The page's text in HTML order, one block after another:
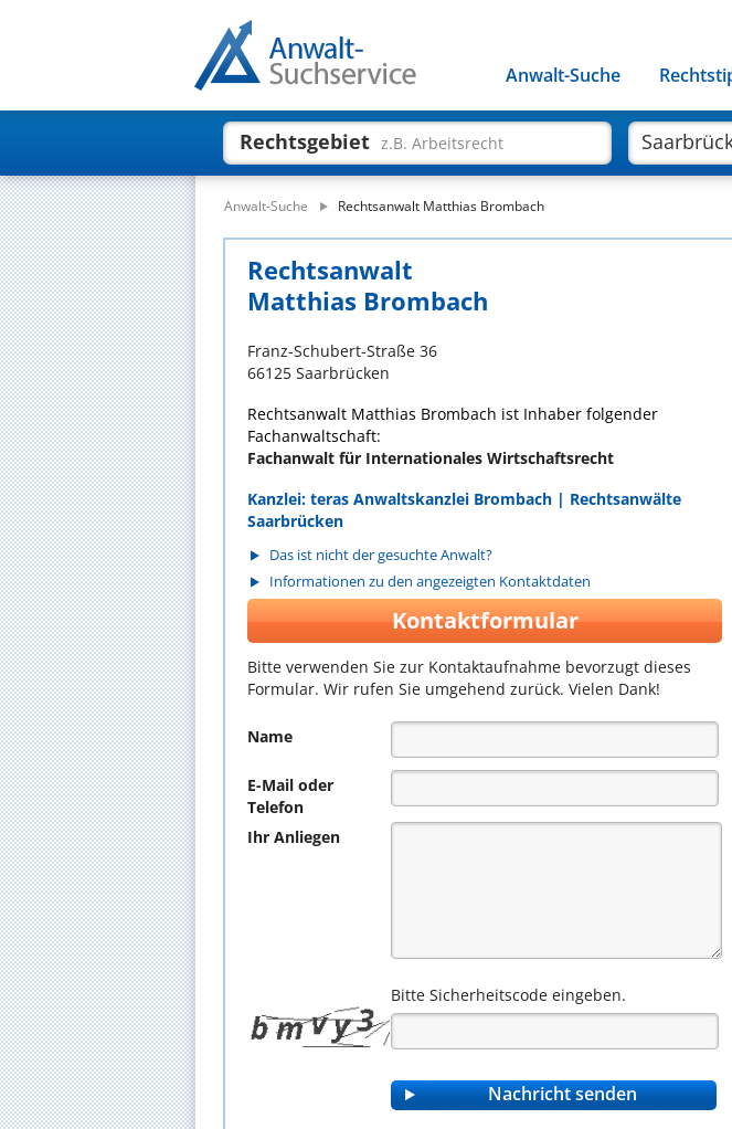
Anwalt-Suche
Rechtsgebiet z.B. Arbeitsrecht
Anwalt-Suche Rechtsanwalt Matthias Brombach
Rechtsanwalt
Matthias Brombach
Franz-Schubert-Straße 36
66125 Saarbrücken
Rechtsanwalt Matthias Brombach ist Inhaber folgender
Fachanwaltschaft:
Fachanwalt für Internationales Wirtschaftsrecht
Kanzlei: teras Anwaltskanzlei Brombach | Rechtsanwälte
Saarbrücken
Das ist nicht der gesuchte Anwalt?
Informationen zu den angezeigten Kontaktdaten
Kontaktformular
Bitte verwenden Sie zur Kontaktaufnahme bevorzugt dieses
Formular. Wir rufen Sie umgehend zurück. Vielen Dank!
Name
E-Mail oder
Telefon
Ihr Anliegen
Bitte Sicherheitscode eingeben.